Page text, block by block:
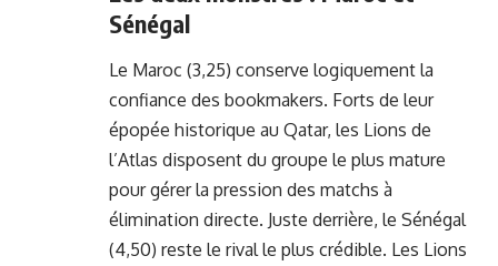
Sénégal
Le Maroc (3,25) conserve logiquement la
confiance des bookmakers. Forts de leur
épopée historique au Qatar, les Lions de
l’Atlas disposent du groupe le plus mature
pour gérer la pression des matchs à
élimination directe. Juste derrière, le Sénégal
(4,50) reste le rival le plus crédible. Les Lions